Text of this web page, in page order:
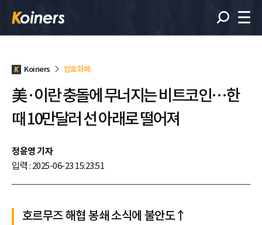
Koiners 암호화폐
美·이란 충돌에 무너지는 비트코인…한
때 10만달러 선 아래로 떨어져
정윤영 기자
입력 : 2025-06-23 15:23:51
호르무즈 해협 봉쇄 소식에 불안도↑